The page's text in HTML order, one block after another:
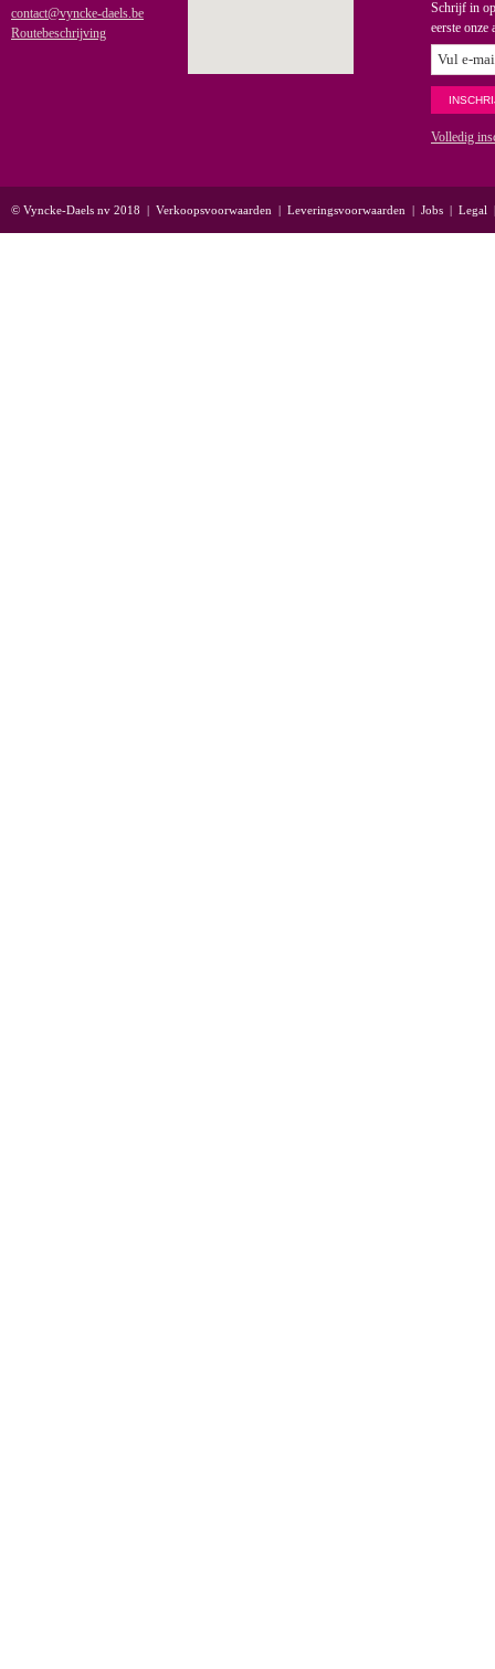
contact@vyncke-daels.be
Routebeschrijving
Schrijf in
eerste onze
Volledig
© Vyncke-Daels nv 2018 | Verkoopsvoorwaarden | Leveringsvoorwaarden | Jobs | Legal